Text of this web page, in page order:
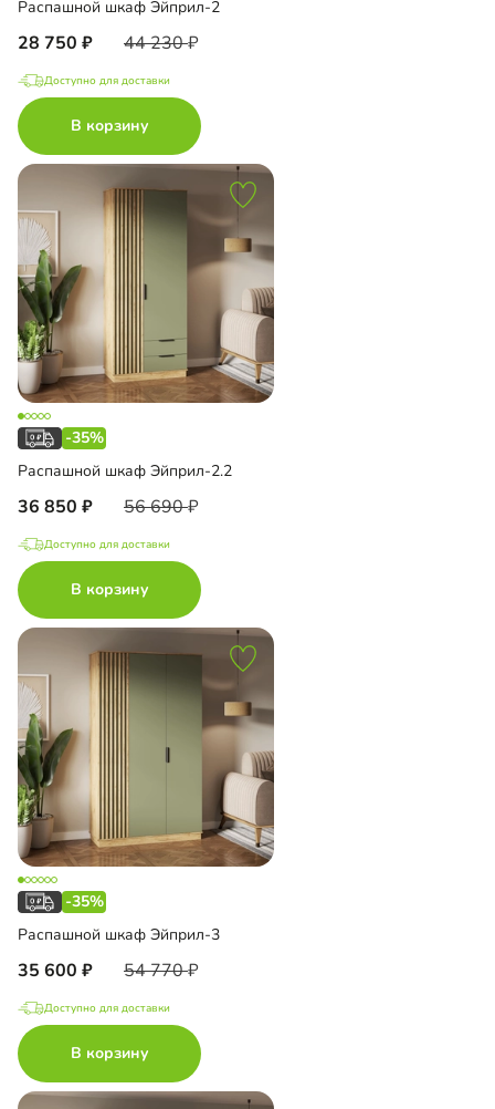
Распашной шкаф Эйприл-2
28 750 44 230
Доступно для доставки
В корзину
-35%
Распашной шкаф Эйприл-2.2
36 850 56 690
Доступно для доставки
В корзину
-35%
Распашной шкаф Эйприл-3
35 600 54 770
Доступно для доставки
В корзину